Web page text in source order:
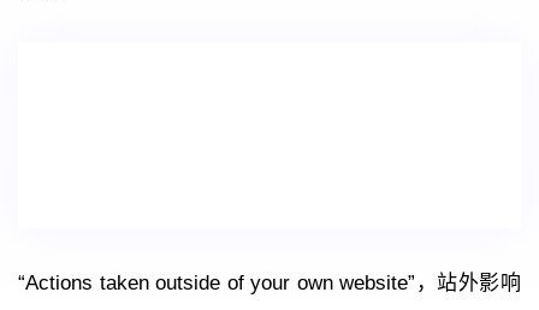
“Actions taken outside of your own website”，站外影响